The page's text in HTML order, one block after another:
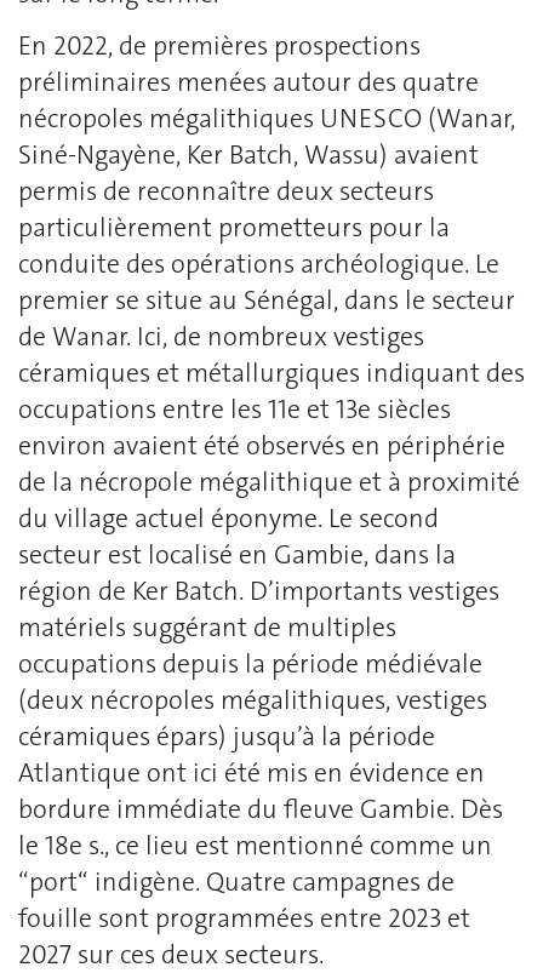
En 2022, de premières prospections
préliminaires menées autour des quatre
nécropoles mégalithiques UNESCO (Wanar,
Siné-Ngayène, Ker Batch, Wassu) avaient
permis de reconnaître deux secteurs
particulièrement prometteurs pour la
conduite des opérations archéologique. Le
premier se situe au Sénégal, dans le secteur
de Wanar. Ici, de nombreux vestiges
céramiques et métallurgiques indiquant des
occupations entre les 11e et 13e siècles
environ avaient été observés en périphérie
de la nécropole mégalithique et à proximité
du village actuel éponyme. Le second
secteur est localisé en Gambie, dans la
région de Ker Batch. D’importants vestiges
matériels suggérant de multiples
occupations depuis la période médiévale
(deux nécropoles mégalithiques, vestiges
céramiques épars) jusqu’à la période
Atlantique ont ici été mis en évidence en
bordure immédiate du fleuve Gambie. Dès
le 18e s., ce lieu est mentionné comme un
“port“ indigène. Quatre campagnes de
fouille sont programmées entre 2023 et
2027 sur ces deux secteurs.